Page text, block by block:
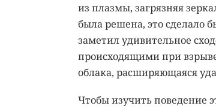
из плазмы, загрязняя
была решена, это сделало
заметил удивительное
происходящими при
облака, расширяющаяся
Чтобы изучить поведение